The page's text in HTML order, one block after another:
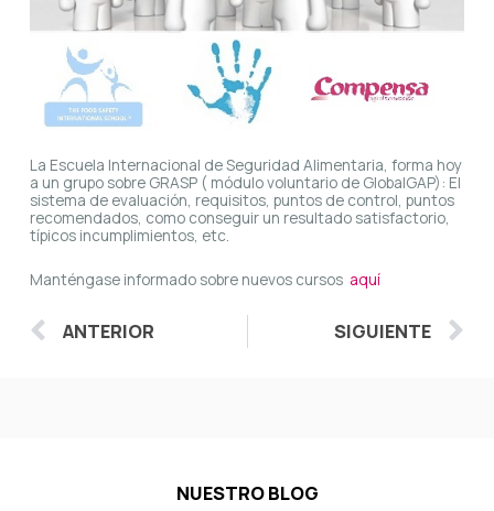
La Escuela Internacional de Seguridad Alimentaria, forma hoy
a un grupo sobre GRASP ( módulo voluntario de GlobalGAP): El
sistema de evaluación, requisitos, puntos de control, puntos
recomendados, como conseguir un resultado satisfactorio,
típicos incumplimientos, etc.
Manténgase informado sobre nuevos cursos aquí
Ant
ANTERIOR SIGUIENTE
NUESTRO BLOG